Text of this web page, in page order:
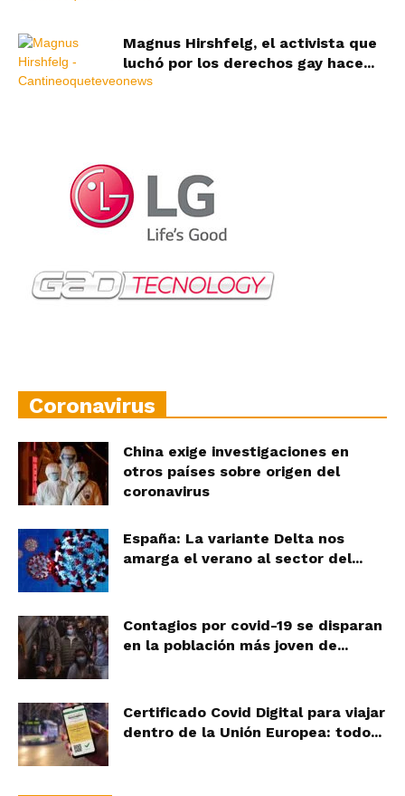
Magnus Hirshfelg, el activista que
luchó por los derechos gay hace...
Coronavirus
China exige investigaciones en
otros países sobre origen del
coronavirus
España: La variante Delta nos
amarga el verano al sector del...
Contagios por covid-19 se disparan
en la población más joven de...
Certificado Covid Digital para viajar
dentro de la Unión Europea: todo...